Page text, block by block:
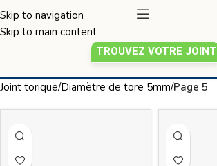
Skip to navigation
Skip to main content
TROUVEZ VOTRE JOINT
Joint torique 5mm
Joint torique/Diamètre de tore 5mm/Page 5